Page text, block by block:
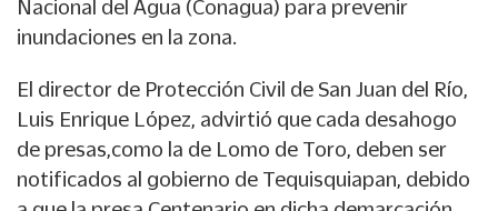
Nacional del Agua (Conagua) para prevenir
inundaciones en la zona.
El director de Protección Civil de San Juan del Río,
Luis Enrique López, advirtió que cada desahogo
de presas,como la de Lomo de Toro, deben ser
notificados al gobierno de Tequisquiapan, debido